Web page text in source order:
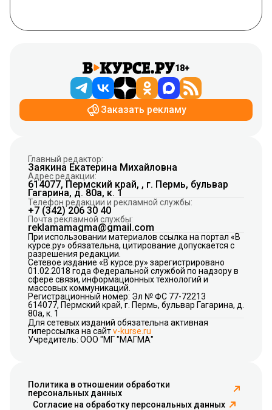
18+
Заказать рекламу
Главный редактор:
Заякина Екатерина Михайловна
Адрес редакции:
614077, Пермский край, , г. Пермь, бульвар
Гагарина, д. 80а, к. 1
Телефон редакции и рекламной службы:
+7 (342) 206 30 40
Почта рекламной службы:
reklamamagma@gmail.com
При использовании материалов ссылка на портал «В
курсе.ру» обязательна, цитирование допускается с
разрешения редакции.
Сетевое издание «В курсе.ру» зарегистрировано
01.02.2018 года Федеральной службой по надзору в
сфере связи, информационных технологий и
массовых коммуникаций.
Регистрационный номер: Эл № ФС 77-72213
614077, Пермский край, г. Пермь, бульвар Гагарина, д.
80а, к. 1
Для сетевых изданий обязательна активная
гиперссылка на сайтv-kurse.ru
Учредитель: ООО "МГ "МАГМА"
Политика в отношении обработки
персональных данных
Согласие на обработку персональных данных